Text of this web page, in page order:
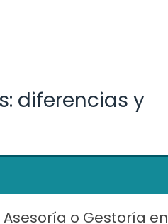
diferencias y
o Gestoría en